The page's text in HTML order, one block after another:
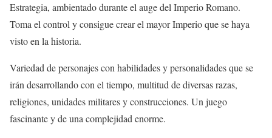
Estrategia, ambientado durante el auge del Imperio Romano.
Toma el control y consigue crear el mayor Imperio que se haya
visto en la historia.
Variedad de personajes con habilidades y personalidades que se
irán desarrollando con el tiempo, multitud de diversas razas,
religiones, unidades militares y construcciones. Un juego
fascinante y de una complejidad enorme.